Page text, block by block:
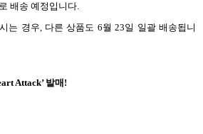
배송 예정입니다.
는 경우, 다른 상품도 6월23일 일괄 배송됩니
Attack’ 발매 !